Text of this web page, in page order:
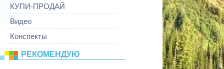
КУПИ-ПРОДАЙ
Видео
Конспекты
РЕКОМЕНДУЮ